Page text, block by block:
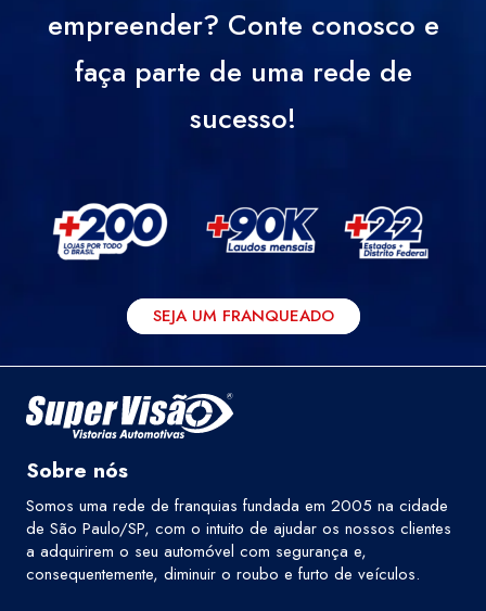
empreender? Conte conosco e
faça parte de uma rede de
sucesso!
SEJA UM FRANQUEADO
Sobre nós
Somos uma rede de franquias fundada em 2005 na cidade
de São Paulo/SP, com o intuito de ajudar os nossos clientes
a adquirirem o seu automóvel com segurança e,
consequentemente, diminuir o roubo e furto de veículos.